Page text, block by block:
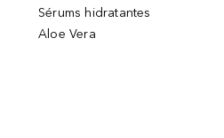
Sérums hidratantes
Aloe Vera